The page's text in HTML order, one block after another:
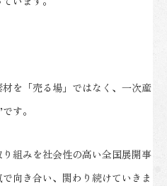
を「売る場」ではなく、一次産
す。
組みを社会性の高い全国展開事
向き合い、関わり続けていきま